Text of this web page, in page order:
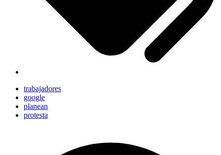
trabajadores
google
planean
protesta